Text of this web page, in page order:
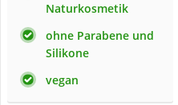
Naturkosmetik
ohne Parabene und
Silikone
vegan